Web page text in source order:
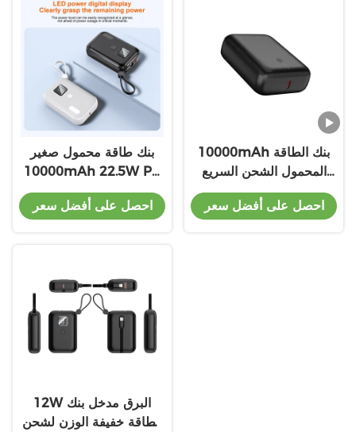
بنك طاقة محمول صغير
10000mAh 22.5W PD
مع مدخل PD22.5W ونوع
بطارية 21700
احصل على أفضل سعر
10000mAh بنك الطاقة
المحمول الشحن السريع
PD22.5W مدخل مخرج مع
21700 بطارية
احصل على أفضل سعر
12W البرق مدخل بنك
الطاقة خفيفة الوزن لشحن